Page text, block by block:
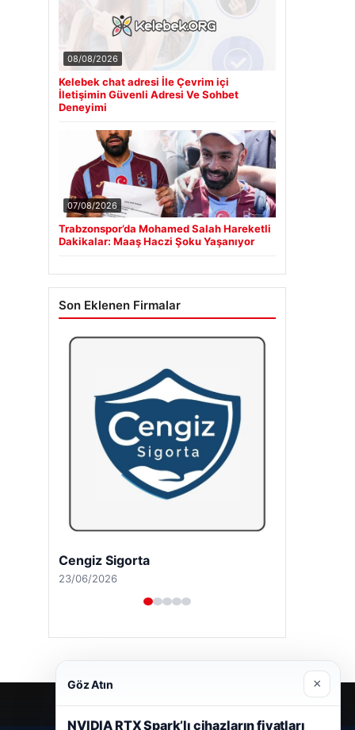
08/08/2026
Kelebek chat adresi İle Çevrim içi
İletişimin Güvenli Adresi Ve Sohbet
Deneyimi
07/08/2026
Trabzonspor’da Mohamed Salah Hareketli
Dakikalar: Maaş Haczi Şoku Yaşanıyor
Son Eklenen Firmalar
Cengiz Sigorta
23/06/2026
Göz Atın ×
NVIDIA RTX Spark’lı cihazların fiyatları